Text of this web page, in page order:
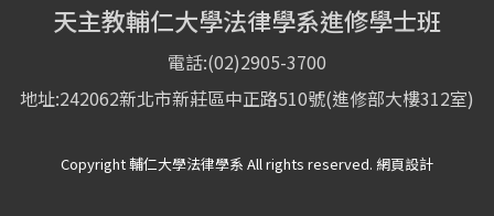
天主教輔仁大學法律學系進修學士班
電話:(02)2905-3700
地址:242062新北市新莊區中正路510號(進修部大樓312室)
Copyright 輔仁大學法律學系 All rights reserved. 網頁設計